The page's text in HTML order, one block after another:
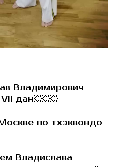
Владимирович
дан💥💥💥
по тхэквондо
Владислава